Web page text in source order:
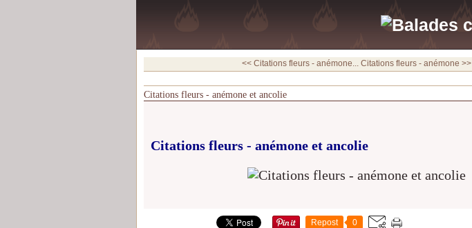
<< Citations fleurs - anémone... Citations fleurs - anémone >>
Citations fleurs - anémone et ancolie
Citations fleurs - anémone et ancolie
Repost 0